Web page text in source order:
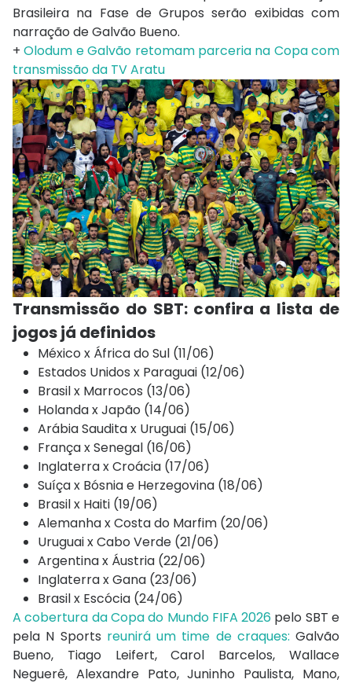
Brasileira na Fase de Grupos serão exibidas com
narração de Galvão Bueno.
+Olodum e Galvão retomam parceria na Copa com
transmissão da TV Aratu
Transmissão do SBT: confira a lista de
jogos já definidos
México x África do Sul (11/06)
Estados Unidos x Paraguai (12/06)
Brasil x Marrocos (13/06)
Holanda x Japão (14/06)
Arábia Saudita x Uruguai (15/06)
França x Senegal (16/06)
Inglaterra x Croácia (17/06)
Suíça x Bósnia e Herzegovina (18/06)
Brasil x Haiti (19/06)
Alemanha x Costa do Marfim (20/06)
Uruguai x Cabo Verde (21/06)
Argentina x Áustria (22/06)
Inglaterra x Gana (23/06)
Brasil x Escócia (24/06)
A cobertura da Copa do Mundo FIFA 2026 pelo SBT e
pela N Sports reunirá um time de craques: Galvão
Bueno, Tiago Leifert, Carol Barcelos, Wallace
Neguerê, Alexandre Pato, Juninho Paulista, Mano,